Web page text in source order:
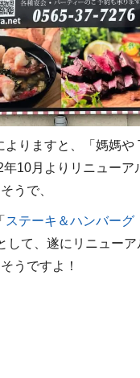
よりますと、「媽媽や
年10月よりリニューア
うで、
ステーキ＆ハンバーグ
して、遂にリニュー
うですよ！